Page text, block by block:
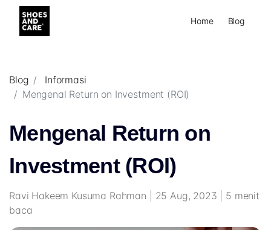
Home Blog
Blog
Informasi
Mengenal Return on Investment (ROI)
Mengenal Return on
Investment (ROI)
Ravi Hakeem Kusuma Rahman | 25 Aug, 2023 | 5 menit
baca